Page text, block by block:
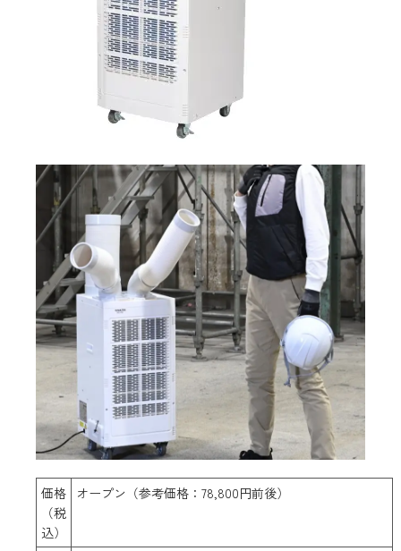
価格
（税
込）
オープン（参考価格：78,800円前後）